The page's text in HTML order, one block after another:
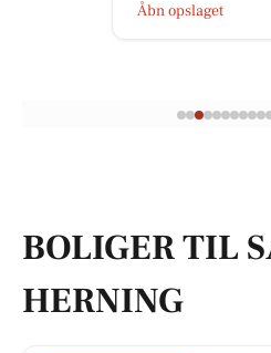
Åbn opslaget
BOLIGER TIL
HERNING